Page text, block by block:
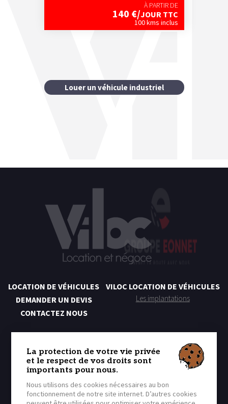
À PARTIR DE
140 €/JOUR TTC
100 kms inclus
Louer un véhicule industriel
LOCATION DE VÉHICULES
DEMANDER UN DEVIS
CONTACTEZ NOUS
VILOC LOCATION DE VÉHICULES
Les implantations
Location Courte Durée
Location Moyenne Durée
Location Longue Durée
La protection de votre vie privée
et le respect de vos droits sont
importants pour nous.
Nous utilisons des cookies nécessaires au bon
fonctionnement de notre site internet. D’autres cookies